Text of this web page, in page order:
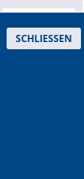
SCHLIESSEN